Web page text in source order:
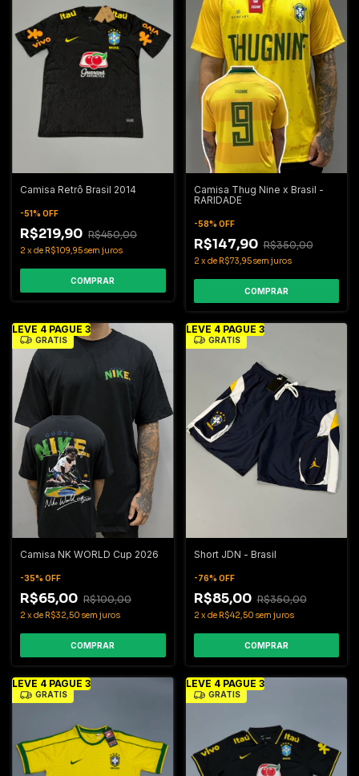
Camisa Retrô Brasil 2014
-51% OFF
R$219,90 R$450,00
2 xde R$109,95sem juros
COMPRAR
Camisa Thug Nine x Brasil -
RARIDADE
-58% OFF
R$147,90 R$350,00
2 xde R$73,95sem juros
COMPRAR
LEVE 4 PAGUE 3
GRÁTIS
Camisa NK WORLD Cup 2026
-35% OFF
R$65,00 R$100,00
2 xde R$32,50 sem juros
COMPRAR
LEVE 4 PAGUE 3
GRÁTIS
Short JDN - Brasil
-76% OFF
R$85,00 R$350,00
2 xde R$42,50 sem juros
COMPRAR
LEVE 4 PAGUE 3
GRÁTIS
LEVE 4 PAGUE 3
GRÁTIS